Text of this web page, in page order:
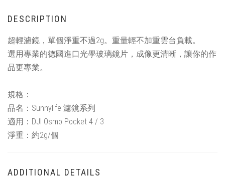
DESCRIPTION
超輕濾鏡，單個淨重不過2g。重量輕不加重雲台負載。
選用專業的德國進口光學玻璃鏡片，成像更清晰，讓你的作
品更專業。
規格：
品名：Sunnylife 濾鏡系列
適用：DJI Osmo Pocket 4 / 3
淨重：約2g/個
ADDITIONAL DETAILS